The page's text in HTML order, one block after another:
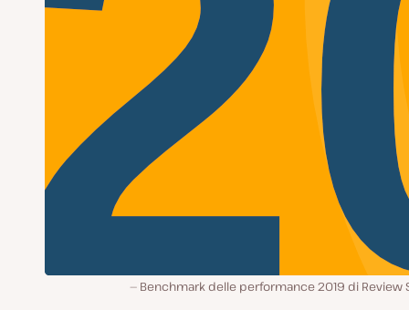
Benchmark delle performance 2019 di Review